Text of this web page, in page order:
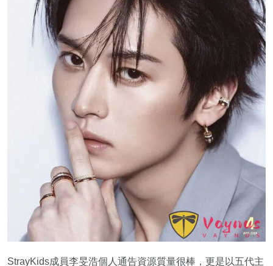
StrayKids成員李旻浩個人通告資源質量很棒，更是以五代主